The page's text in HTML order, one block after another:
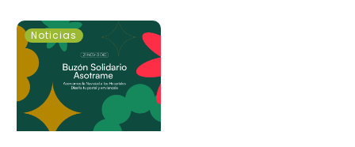
Buzón
Solidario
Asotrame
Noticias